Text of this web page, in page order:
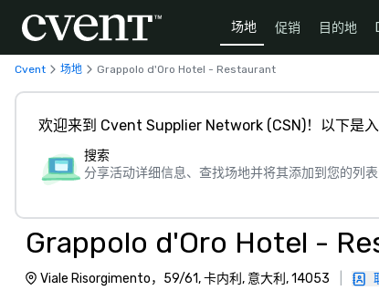
场地 促销 目的地
Cvent 场地 Grappolo d'Oro Hotel - Restaurant
欢迎来到 Cvent Supplier Network (CSN)！以下是入
搜索
分享活动详细信息、查找场地并将其添加到您的列
Grappolo d'Oro Hotel -
Viale Risorgimento，59/61, 卡内利, 意大利, 14053